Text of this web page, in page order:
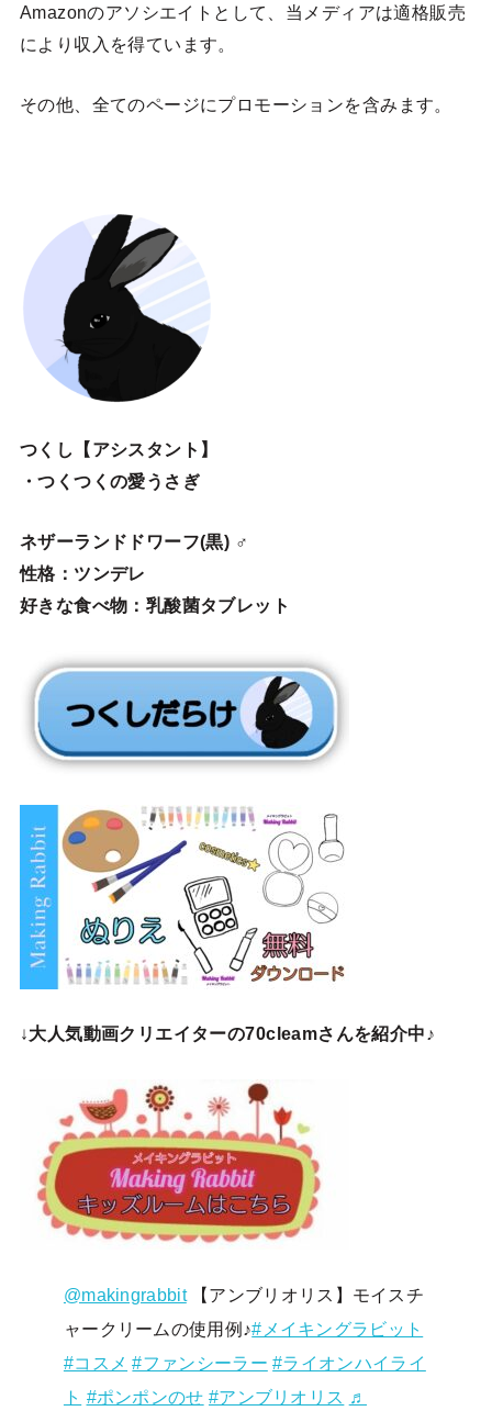
Amazonのアソシエイトとして、当メディアは適格販売
により収入を得ています。
その他、全てのページにプロモーションを含みます。
つくし【アシスタント】
・つくつくの愛うさぎ
ネザーランドドワーフ(黒) ♂
性格：ツンデレ
好きな食べ物：乳酸菌タブレット
↓大人気動画クリエイターの70cleamさんを紹介中♪
@makingrabbit【アンブリオリス】モイスチ
ャークリームの使用例♪#メイキングラビット
#コスメ #ファンシーラー #ライオンハイライ
ト #ポンポンのせ #アンブリオリス ♬